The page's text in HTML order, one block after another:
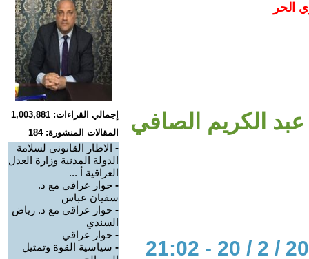
الحر
الكريم الصافي
إجمالي القراءات: 1,003,881
المقالات المنشورة: 184
- الاطار القانوني لسلامة
الدولة المدنية وزارة العدل
العراقية أ ...
- حوار عراقي مع د.
سفيان عباس
- حوار عراقي مع د. رياض
السندي
- حوار عراقي
- سياسية القوة وتمثيل